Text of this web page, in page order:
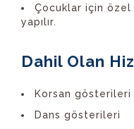
Çocuklar için
yapılır.
Dahil Olan
Korsan gösterileri
Dans gösterileri